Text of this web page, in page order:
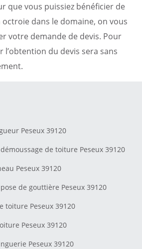
que vous puissiez bénéficier de
octroie dans le domaine, on vous
votre demande de devis. Pour
l’obtention du devis sera sans
Peseux 39120
de toiture Peseux 39120
Peseux 39120
de gouttière Peseux 39120
toiture Peseux 39120
Peseux 39120
Peseux 39120